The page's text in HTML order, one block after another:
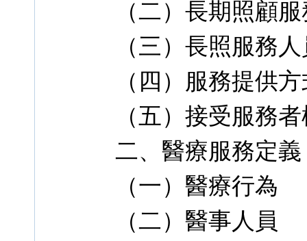
（二）長期照顧
（三）長照服務
（四）服務提供
（五）接受服務
二、醫療服務定義
（一）醫療行為
（二）醫事人員